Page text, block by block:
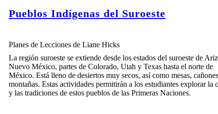
Pueblos Indígenas del Suroeste
Planes de Lecciones de Liane Hicks
La región suroeste se extiende desde los estados del suroeste de
Nuevo México, partes de Colorado, Utah y Texas hasta el norte de
México. Está lleno de desiertos muy secos, así como mesas,
montañas. Estas actividades permitirán a los estudiantes explorar la
y las tradiciones de estos pueblos de las Primeras Naciones.